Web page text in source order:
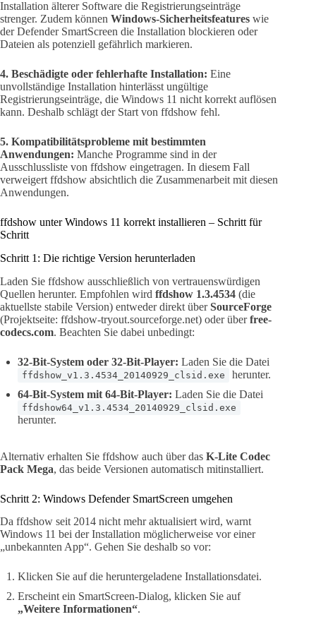
Installation älterer Software die Registrierungseinträge
strenger. Zudem können Windows-Sicherheitsfeatures wie
der Defender SmartScreen die Installation blockieren oder
Dateien als potenziell gefährlich markieren.
4. Beschädigte oder fehlerhafte Installation: Eine
unvollständige Installation hinterlässt ungültige
Registrierungseinträge, die Windows 11 nicht korrekt auflösen
kann. Deshalb schlägt der Start von ffdshow fehl.
5. Kompatibilitätsprobleme mit bestimmten
Anwendungen: Manche Programme sind in der
Ausschlussliste von ffdshow eingetragen. In diesem Fall
verweigert ffdshow absichtlich die Zusammenarbeit mit diesen
Anwendungen.
ffdshow unter Windows 11 korrekt installieren – Schritt für
Schritt
Schritt 1: Die richtige Version herunterladen
Laden Sie ffdshow ausschließlich von vertrauenswürdigen
Quellen herunter. Empfohlen wird ffdshow 1.3.4534 (die
aktuellste stabile Version) entweder direkt überSourceForge
(Projektseite: ffdshow-tryout.sourceforge.net) oder überfree-
codecs.com. Beachten Sie dabei unbedingt:
32-Bit-System oder 32-Bit-Player: Laden Sie die Datei
ffdshow_v1.3.4534_20140929_clsid.exe
herunter.
64-Bit-System mit 64-Bit-Player: Laden Sie die Datei
ffdshow64_v1.3.4534_20140929_clsid.exe
herunter.
Alternativ erhalten Sie ffdshow auch über das K-Lite Codec
Pack Mega, das beide Versionen automatisch mitinstalliert.
Schritt 2: Windows Defender SmartScreen umgehen
Da ffdshow seit 2014 nicht mehr aktualisiert wird, warnt
Windows 11 bei der Installation möglicherweise vor einer
„unbekannten App“. Gehen Sie deshalb so vor:
Klicken Sie auf die heruntergeladene Installationsdatei.
Erscheint ein SmartScreen-Dialog, klicken Sie auf
„Weitere Informationen“.